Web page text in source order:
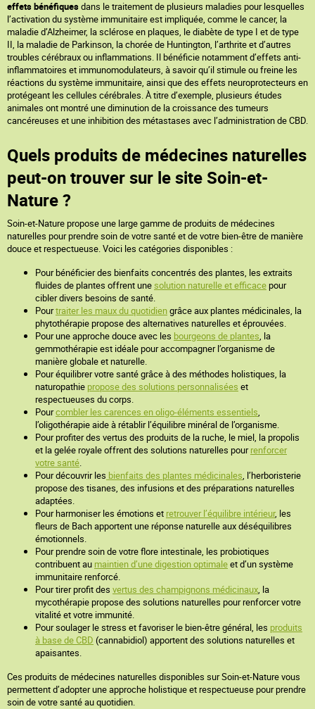
effets bénéfiquesdans le traitement de plusieurs maladies pour lesquelles
l’activation du système immunitaire est impliquée, comme le cancer, la
maladie d’Alzheimer, la sclérose en plaques, le diabète de type I et de type
II, la maladie de Parkinson, la chorée de Huntington, l’arthrite et d’autres
troubles cérébraux ou inflammations. Il bénéficie notamment d’effets anti-
inflammatoires et immunomodulateurs, à savoir qu’il stimule ou freine les
réactions du système immunitaire, ainsi que des effets neuroprotecteurs en
protégeant les cellules cérébrales. À titre d’exemple, plusieurs études
animales ont montré une diminution de la croissance des tumeurs
cancéreuses et une inhibition des métastases avec l’administration de CBD.
Quels produits de médecines naturelles
peut-on trouver sur le site Soin-et-
Nature ?
Soin-et-Nature propose une large gamme de produits de médecines
naturelles pour prendre soin de votre santé et de votre bien-être de manière
douce et respectueuse. Voici les catégories disponibles :
Pour bénéficier des bienfaits concentrés des plantes, les extraits
fluides de plantes offrent unesolution naturelle et efficacepour
cibler divers besoins de santé.
Pourtraiter les maux du quotidiengrâce aux plantes médicinales, la
phytothérapie propose des alternatives naturelles et éprouvées.
Pour une approche douce avec les bourgeons de plantes, la
gemmothérapie est idéale pour accompagner l’organisme de
manière globale et naturelle.
Pour équilibrer votre santé grâce à des méthodes holistiques, la
naturopathie propose des solutions personnalisées et
respectueuses du corps.
Pourcombler les carences en oligo-éléments essentiels,
l’oligothérapie aide à rétablir l’équilibre minéral de l’organisme.
Pour profiter des vertus des produits de la ruche, le miel, la propolis
et la gelée royale offrent des solutions naturelles pourrenforcer
votre santé.
Pour découvrir les bienfaits des plantes médicinales, l’herboristerie
propose des tisanes, des infusions et des préparations naturelles
adaptées.
Pour harmoniser les émotions et retrouver l’équilibre intérieur, les
fleurs de Bach apportent une réponse naturelle aux déséquilibres
émotionnels.
Pour prendre soin de votre flore intestinale, les probiotiques
contribuent au maintien d’une digestion optimaleet d’un système
immunitaire renforcé.
Pour tirer profit des vertus des champignons médicinaux, la
mycothérapie propose des solutions naturelles pour renforcer votre
vitalité et votre immunité.
Pour soulager le stress et favoriser le bien-être général, les produits
à base de CBD (cannabidiol) apportent des solutions naturelles et
apaisantes.
Ces produits de médecines naturelles disponibles sur Soin-et-Nature vous
permettent d’adopter une approche holistique et respectueuse pour prendre
soin de votre santé au quotidien.